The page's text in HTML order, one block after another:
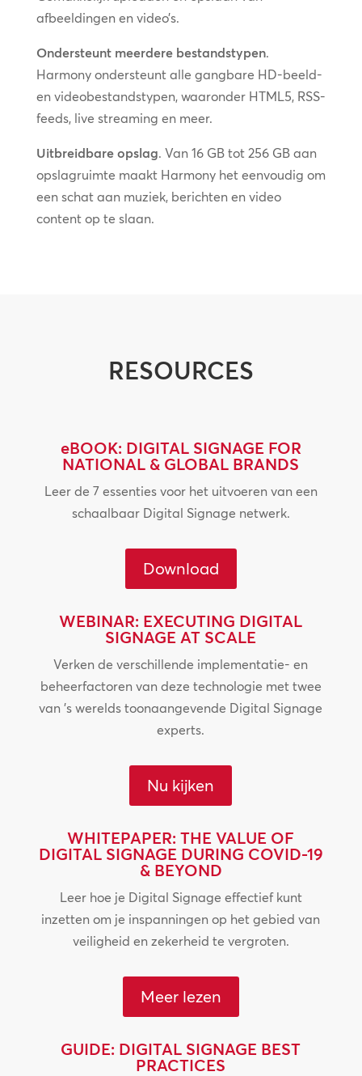
afbeeldingen en video’s.
Ondersteunt meerdere bestandstypen.
Harmony ondersteunt alle gangbare HD-beeld-
en videobestandstypen, waaronder HTML5, RSS-
feeds, live streaming en meer.
Uitbreidbare opslag. Van 16 GB tot 256 GB aan
opslagruimte maakt Harmony het eenvoudig om
een schat aan muziek, berichten en video
content op te slaan.
RESOURCES
eBOOK: DIGITAL SIGNAGE FOR
NATIONAL & GLOBAL BRANDS
Leer de 7 essenties voor het uitvoeren van een
schaalbaar Digital Signage netwerk.
Download
WEBINAR: EXECUTING DIGITAL
SIGNAGE AT SCALE
Verken de verschillende implementatie- en
beheerfactoren van deze technologie met twee
van ’s werelds toonaangevende Digital Signage
experts.
Nu kijken
WHITEPAPER: THE VALUE OF
DIGITAL SIGNAGE DURING COVID-19
& BEYOND
Leer hoe je Digital Signage effectief kunt
inzetten om je inspanningen op het gebied van
veiligheid en zekerheid te vergroten.
Meer lezen
GUIDE: DIGITAL SIGNAGE BEST
PRACTICES